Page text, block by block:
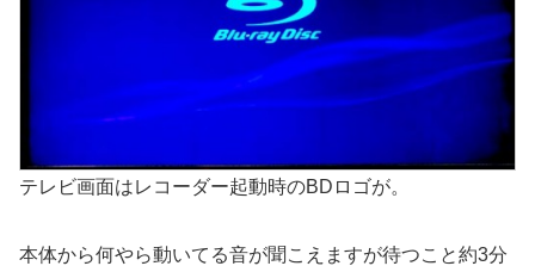
テレビ画面はレコーダー起動時のBDロゴが。
本体から何やら動いてる音が聞こえますが待つこと約3分